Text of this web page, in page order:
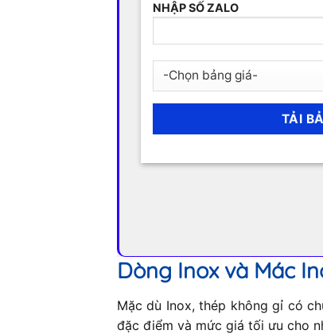
NHẬP SỐ ZALO
Dòng Inox và Mác
Mặc dù Inox, thép không gỉ có
đặc điểm và mức giá tối ưu cho